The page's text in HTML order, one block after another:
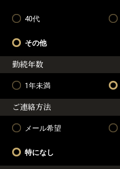
40代
その他
勤続年数
1年未満
ご連絡方法
メール希望
特になし